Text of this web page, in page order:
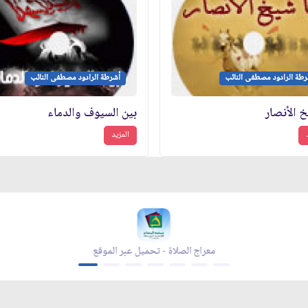
الرادود مصطفى النائب
الأنصار
أشرطة الرادود مصطفى النائب
بين السيوف والدماء
المزيد
معراج الصلاة - تحميل عبر الموقع